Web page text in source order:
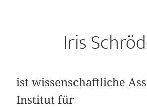
Iris
ist wissenschaftliche
Institut für